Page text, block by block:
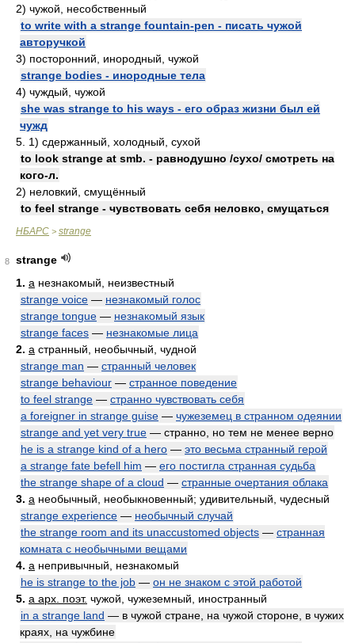
2) чужой, несобственный
to write with a strange fountain-pen - писать чужой
авторучкой
3) посторонний, инородный, чужой
strange bodies - инородные тела
4) чуждый, чужой
she was strange to his ways - его образ жизни был ей
чужд
5. 1) сдержанный, холодный, сухой
to look strange at smb. - равнодушно /сухо/ смотреть на
кого-л.
2) неловкий, смущённый
to feel strange - чувствовать себя неловко, смущаться
НБАРС > strange
8
strange
1. a незнакомый, неизвестный
strange voice — незнакомый голос
strange tongue — незнакомый язык
strange faces — незнакомые лица
2. a странный, необычный, чудной
strange man — странный человек
strange behaviour — странное поведение
to feel strange — странно чувствовать себя
a foreigner in strange guise — чужеземец в странном одеянии
strange and yet very true — странно, но тем не менее верно
he is a strange kind of a hero — это весьма странный герой
a strange fate befell him — его постигла странная судьба
the strange shape of a cloud — странные очертания облака
3. a необычный, необыкновенный; удивительный, чудесный
strange experience — необычный случай
the strange room and its unaccustomed objects — странная
комната с необычными вещами
4. a непривычный, незнакомый
he is strange to the job — он не знаком с этой работой
5. a арх. поэт. чужой, чужеземный, иностранный
in a strange land — в чужой стране, на чужой стороне, в чужих
краях, на чужбине